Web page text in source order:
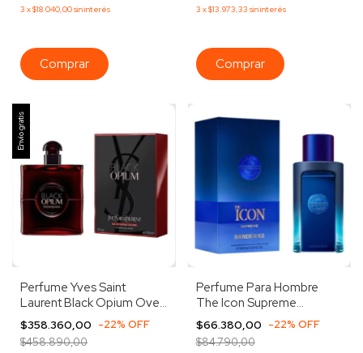
3 x$18.040,00sin interés
3 x$13.973,33 sin interés
Envío gratis
Perfume Yves Saint
Laurent Black Opium Over
Red Edp 90ml
$358.360,00 -22% OFF
$458.890,00
Perfume Para Hombre
The Icon Supreme
Banderas 100ml
$66.380,00 -22% OFF
$84.790,00